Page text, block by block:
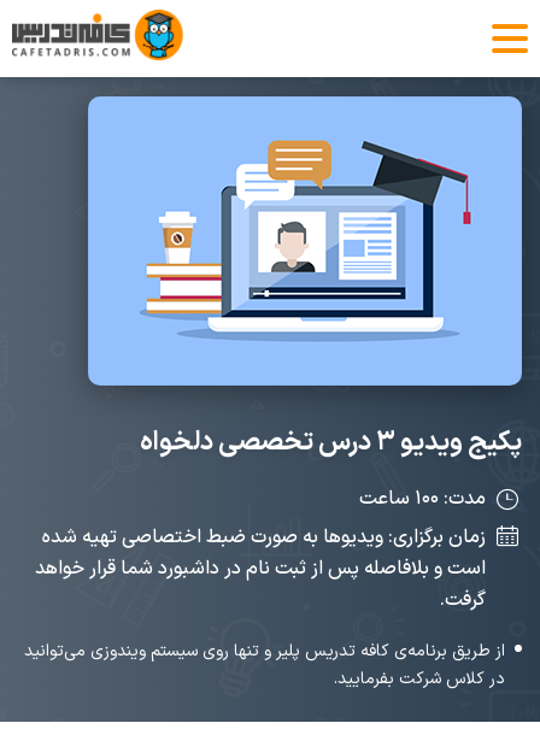
پکیج ویدیو ۳ درس تخصصی دلخواه
مدت: ۱۰۰ ساعت
زمان برگزاری: ویدیوها به صورت ضبط اختصاصی تهیه شده
است و بلافاصله پس از ثبت نام در داشبورد شما قرار خواهد
گرفت.
از طریق برنامه‌ی کافه تدریس پلیر و تنها روی سیستم ویندوزی می‌توانید
در کلاس شرکت بفرمایید.